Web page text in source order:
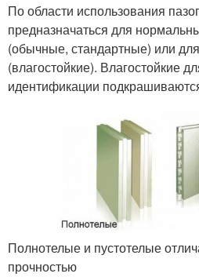
По области использования
предназначаться для
(обычные, стандартные) или
(влагостойкие). Влагостойкие
идентификации
Полнотелые и пустотелые
прочностью